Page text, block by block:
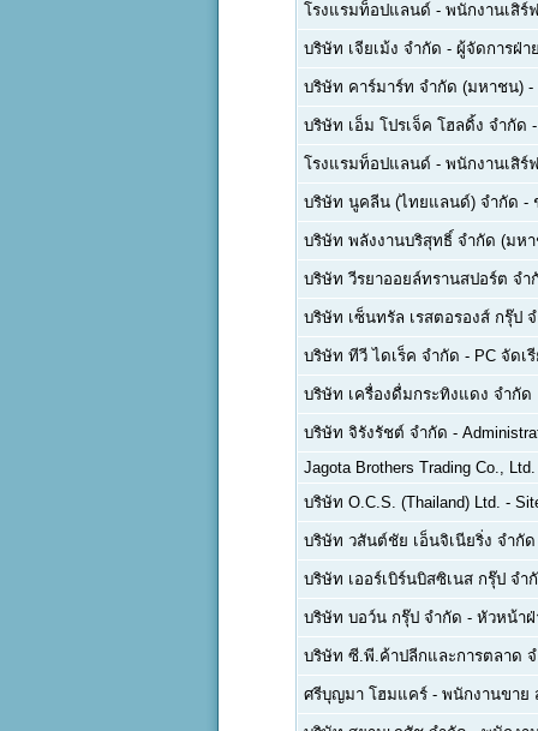
โรงแรมท็อปแลนด์ - พนักงานเสิร์
บริษัท เจียเม้ง จำกัด - ผู้จัดการฝ่า
บริษัท คาร์มาร์ท จำกัด (มหาชน) -
บริษัท เอ็ม โปรเจ็ค โฮลดิ้ง จำกัด
โรงแรมท็อปแลนด์ - พนักงานเสิร์
บริษัท นูคลีน (ไทยแลนด์) จำกัด -
บริษัท พลังงานบริสุทธิ์ จำกัด (มห
บริษัท วีรยาออยล์ทรานสปอร์ต จำ
บริษัท เซ็นทรัล เรสตอรองส์ กรุ๊ป
บริษัท ทีวี ไดเร็ค จำกัด - PC จัดเ
บริษัท เครื่องดื่มกระทิงแดง จำกัด
บริษัท จิรังรัชต์ จำกัด -
Jagota Brothers Trading Co., Ltd.
บริษัท O.C.S. (Thailand) Ltd. -
บริษัท วสันต์ชัย เอ็นจิเนียริ่ง จำกัด
บริษัท เออร์เบิร์นบิสซิเนส กรุ๊ป จำ
บริษัท บอว์น กรุ๊ป จำกัด - หัวหน้าฝ่
บริษัท ซี.พี.ค้าปลีกและการตลาด
ศรีบุญมา โฮมแคร์ - พนักงานขาย